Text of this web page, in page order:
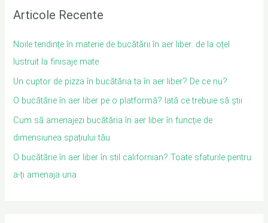
Articole Recente
Noile tendințe în materie de bucătării în aer liber: de la oțel
lustruit la finisaje mate
Un cuptor de pizza în bucătăria ta în aer liber? De ce nu?
O bucătărie în aer liber pe o platformă? Iată ce trebuie să știi
Cum să amenajezi bucătăria în aer liber în funcție de
dimensiunea spațiului tău
O bucătărie în aer liber în stil californian? Toate sfaturile pentru
a-ți amenaja una